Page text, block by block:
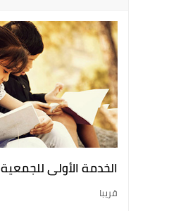
الخدمة الأولى للجمعية
قريبا